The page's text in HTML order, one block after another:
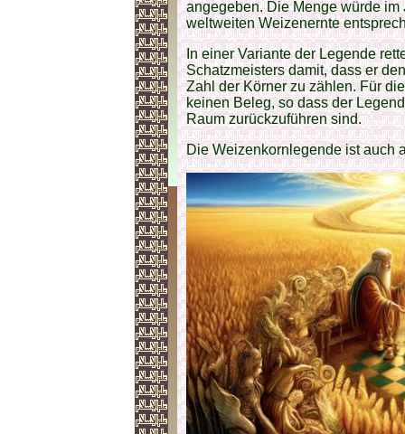
angegeben. Die Menge würde im
weltweiten Weizenernte
In einer Variante der Legende
Schatzmeisters damit, dass er
Zahl der Körner zu zählen. Für
keinen Beleg, so dass der
Raum zurückzuführen sind.
Die Weizenkornlegende ist auch